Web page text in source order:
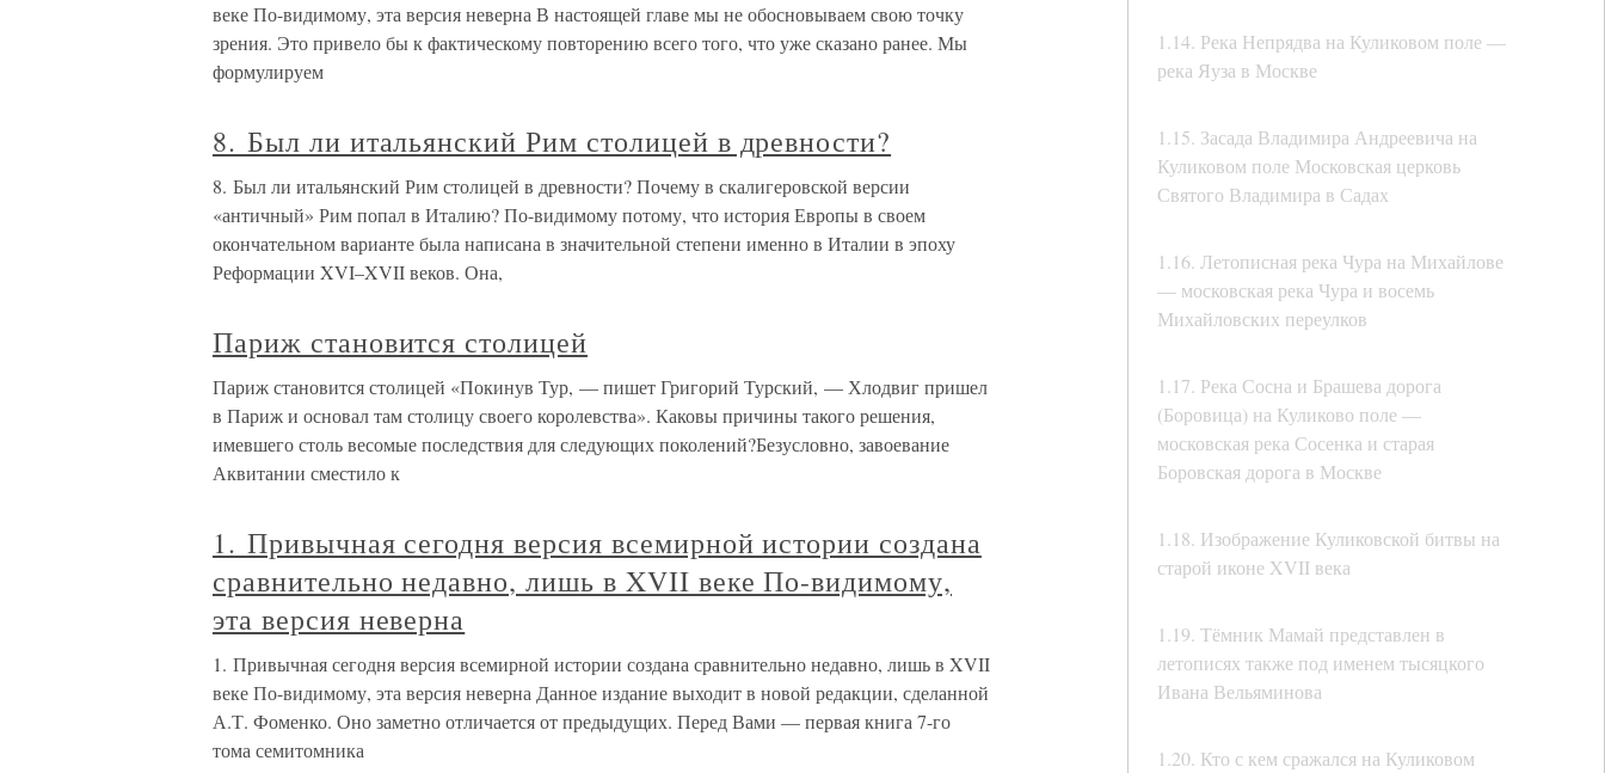
1.14. Река Непрядва на Куликовом поле —
река Яуза в Москве
1.15. Засада Владимира Андреевича на
Куликовом поле Московская церковь
Святого Владимира в Садах
1.16. Летописная река Чура на Михайлове
— московская река Чура и восемь
Михайловских переулков
1.17. Река Сосна и Брашева дорога
(Боровица) на Куликово поле —
московская река Сосенка и старая
Боровская дорога в Москве
1.18. Изображение Куликовской битвы на
старой иконе XVII века
1.19. Тёмник Мамай представлен в
летописях также под именем тысяцкого
Ивана Вельяминова
1.20. Кто с кем сражался на Куликовом
веке По-видимому, эта версия неверна В настоящей главе мы не обосновываем свою точку
зрения. Это привело бы к фактическому повторению всего того, что уже сказано ранее. Мы
формулируем
8. Был ли итальянский Рим столицей в древности?
8. Был ли итальянский Рим столицей в древности? Почему в скалигеровской версии
«античный» Рим попал в Италию? По-видимому потому, что история Европы в своем
окончательном варианте была написана в значительной степени именно в Италии в эпоху
Реформации XVI–XVII веков. Она,
Париж становится столицей
Париж становится столицей «Покинув Тур, — пишет Григорий Турский, — Хлодвиг пришел
в Париж и основал там столицу своего королевства». Каковы причины такого решения,
имевшего столь весомые последствия для следующих поколений?Безусловно, завоевание
Аквитании сместило к
1. Привычная сегодня версия всемирной истории создана
сравнительно недавно, лишь в XVII веке По-видимому,
эта версия неверна
1. Привычная сегодня версия всемирной истории создана сравнительно недавно, лишь в XVII
веке По-видимому, эта версия неверна Данное издание выходит в новой редакции, сделанной
А.Т. Фоменко. Оно заметно отличается от предыдущих. Перед Вами — первая книга 7-го
тома семитомника